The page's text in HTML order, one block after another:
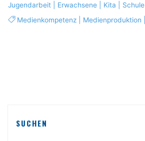
Jugendarbeit
Erwachsene Kita Schule
Medienkompetenz| Medienproduktion
SUCHEN